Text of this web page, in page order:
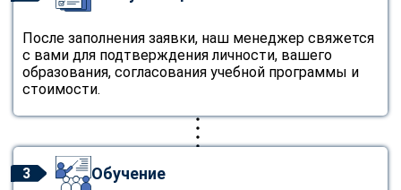
После заполнения заявки, наш менеджер свяжется
с вами для подтверждения личности, вашего
образования, согласования учебной программы и
стоимости.
3 Обучение